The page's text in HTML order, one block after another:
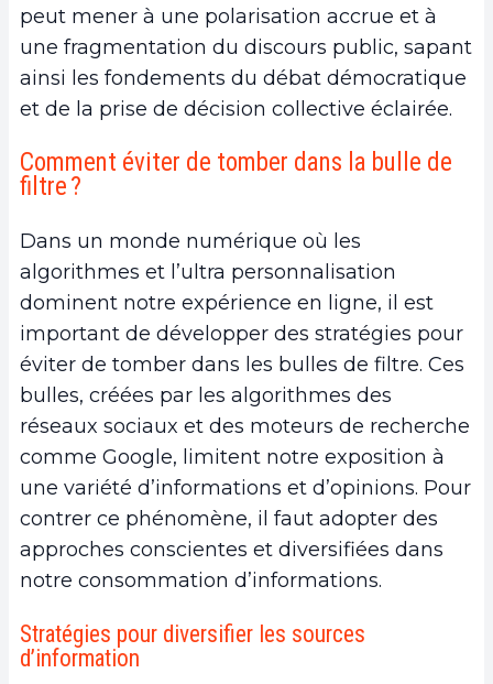
peut mener à une polarisation accrue et à
une fragmentation du discours public, sapant
ainsi les fondements du débat démocratique
et de la prise de décision collective éclairée.
Comment éviter de tomber dans la bulle de
filtre ?
Dans un monde numérique où les
algorithmes et l’ultra personnalisation
dominent notre expérience en ligne, il est
important de développer des stratégies pour
éviter de tomber dans les bulles de filtre. Ces
bulles, créées par les algorithmes des
réseaux sociaux et des moteurs de recherche
comme Google, limitent notre exposition à
une variété d’informations et d’opinions. Pour
contrer ce phénomène, il faut adopter des
approches conscientes et diversifiées dans
notre consommation d’informations.
Stratégies pour diversifier les sources
d’information